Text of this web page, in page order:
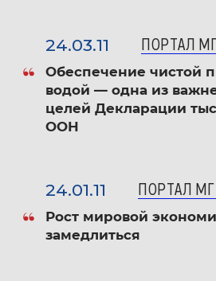
экономики
Деятельность
экономических
«Мировая торговля и
экономические организации»,
в области ВТС и высоких
24.03.11 ПОРТАЛ
Обеспечение чистой
водой — одна из
целей Декларации
ООН
24.01.11 ПОРТАЛ
Рост мировой
замедлиться